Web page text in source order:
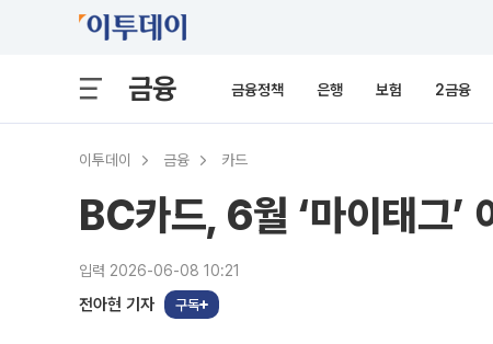
금융 금융정책 은행 보험 2금융
이투데이 금융 카드
BC카드, 6월 ‘마이태그’
입력 2026-06-08 10:21
전아현 기자 구독